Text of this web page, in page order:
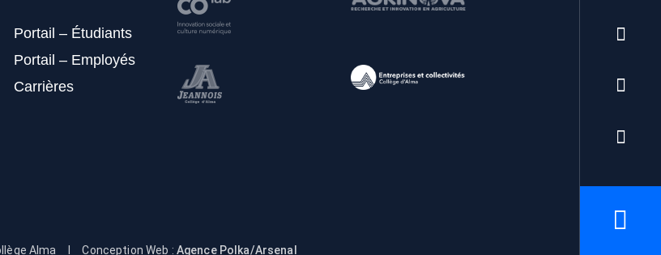
Portail – Étudiants
Portail – Employés
Carrières
Alma Conception Web : Agence Polka/Arsenal